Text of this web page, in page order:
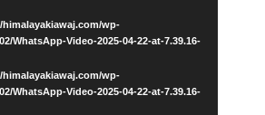
wp-
WhatsApp-Video-2025-04-22-at-7.39.16-
wp-
WhatsApp-Video-2025-04-22-at-7.39.16-